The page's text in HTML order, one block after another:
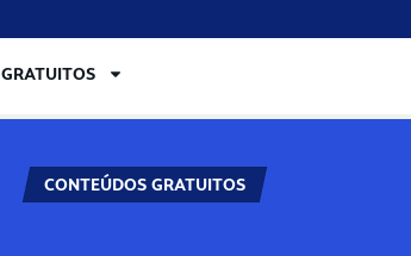
CONTEÚDOS GRATUITOS